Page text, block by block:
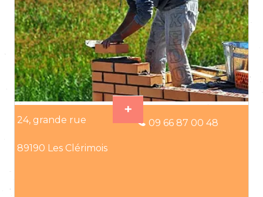
24, grande rue
89190 Les Clérimois
09 66 87 00 48